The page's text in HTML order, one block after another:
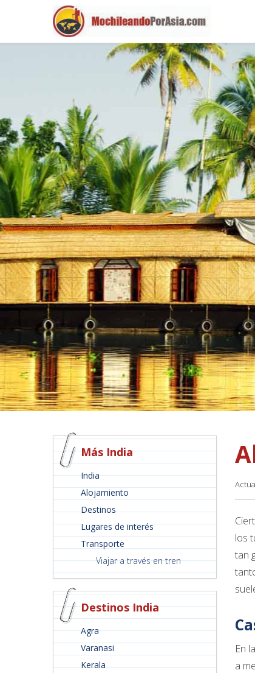
Más India
India
Alojamiento
Destinos
Lugares de interés
Transporte
Viajar a través en tren
Destinos India
Agra
Varanasi
Kerala
los
tan
En
a